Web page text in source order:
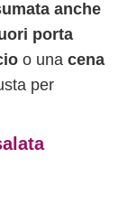
anche
porta
o una cena
per